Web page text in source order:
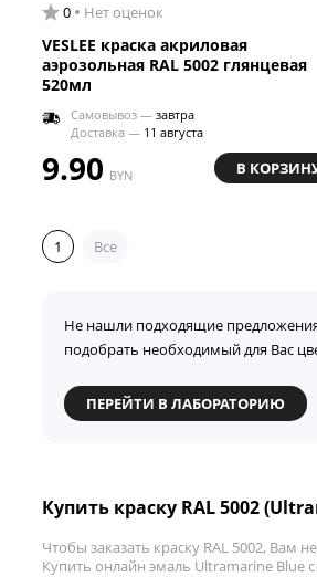
0 Нет оценок
VESLEE краска акриловая
аэрозольная RAL 5002 глянцевая
520мл
Самовывоз — завтра
Доставка — 11 августа
9.90 BYN В
1 Все
Не нашли подходящие
подобрать необходимый для Вас
ПЕРЕЙТИ В ЛАБОРАТОРИЮ
Купить краску RAL 5002
Чтобы заказать краску RAL 5002, Вам
Купить онлайн эмаль Ultramarine Blue